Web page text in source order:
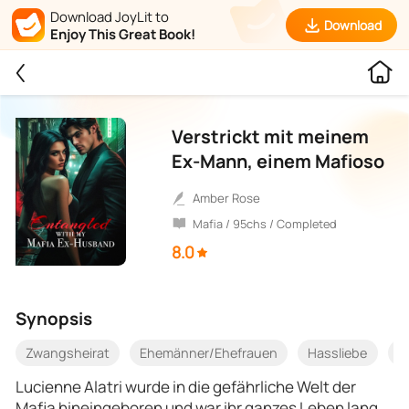
Download JoyLit to
Enjoy This Great Book!
Download
Verstrickt mit meinem
Ex-Mann, einem Mafioso
Amber Rose
Mafia / 95chs / Completed
8.0
Synopsis
Zwangsheirat Ehemänner/Ehefrauen Hassliebe
Lucienne Alatri wurde in die gefährliche Welt der